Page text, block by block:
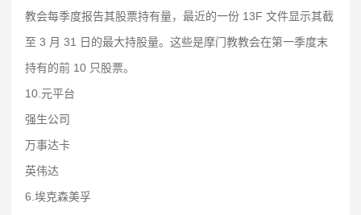
教会每季度报告其股票持有量，最近的一份 13F 文件显示其截
至 3 月 31 日的最大持股量。这些是摩门教教会在第一季度末
持有的前 10 只股票。
10.元平台
强生公司
万事达卡
英伟达
6.埃克森美孚